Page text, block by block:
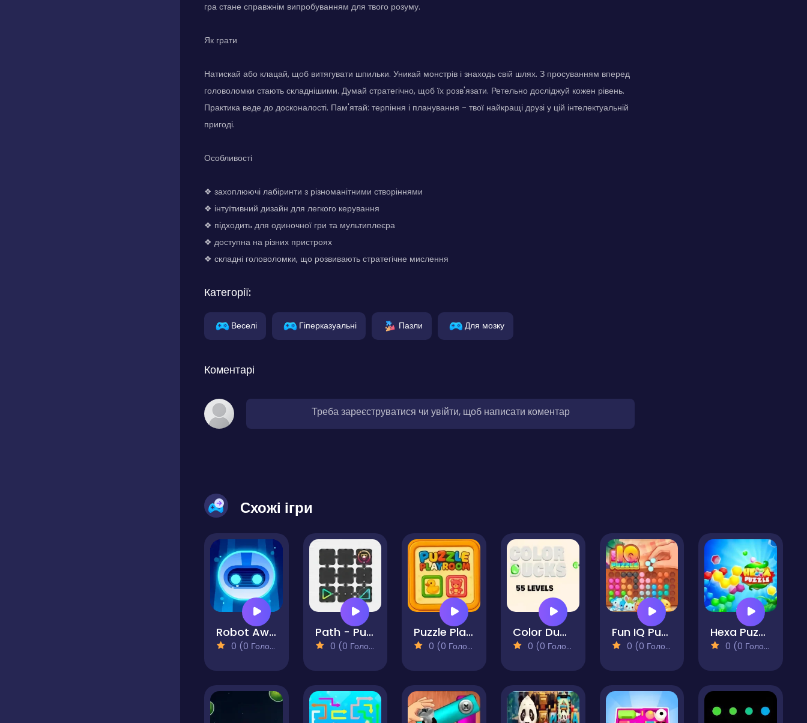
гра стане справжнім випробуванням для твого розуму.
Як грати
Натискай або клацай, щоб витягувати шпильки. Уникай монстрів і знаходь свій шлях. З просуванням вперед
головоломки стають складнішими. Думай стратегічно, щоб їх розв'язати. Ретельно досліджуй кожен рівень.
Практика веде до досконалості. Пам'ятай: терпіння і планування - твої найкращі друзі у цій інтелектуальній
пригоді.
Особливості
❖ захоплюючі лабіринти з різноманітними створіннями
❖ інтуїтивний дизайн для легкого керування
❖ підходить для одиночної гри та мультиплеєра
❖ доступна на різних пристроях
❖ складні головоломки, що розвивають стратегічне мислення
Категорії:
Веселі Гіперказуальні Пазли Для мозку
Коментарі
Треба зареєструватися чи увійти, щоб написати коментар
Схожі ігри
Robot Awake
0 (0 Голосів)
Path - Puzzle
0 (0 Голосів)
Puzzle PlayRoom
0 (0 Голосів)
Color Ducks
0 (0 Голосів)
Fun IQ Puzzle
0 (0 Голосів)
Hexa Puzzle
0 (0 Голосів)